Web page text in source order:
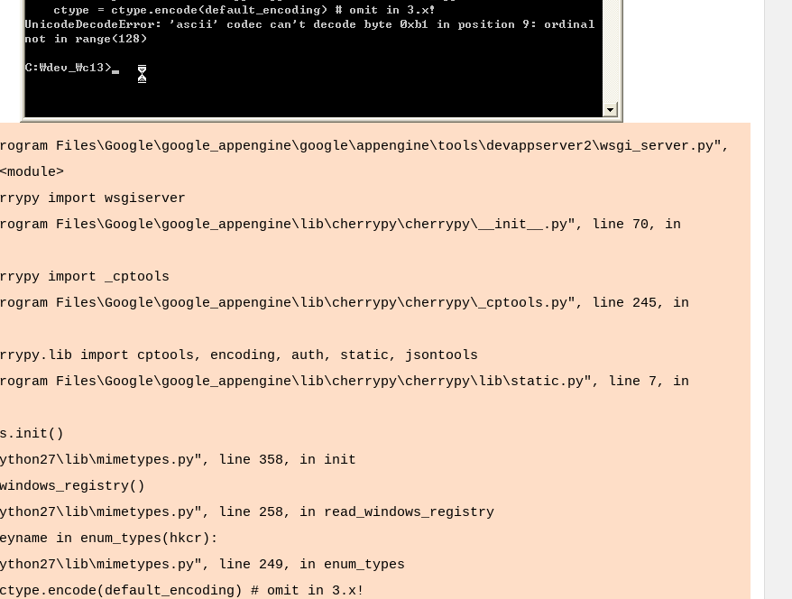
Files\Google\google_appengine\google\appengine\tools\devappserver2\wsgi_server.py",
import wsgiserver
Files\Google\google_appengine\lib\cherrypy\cherrypy\__init__.py", line 70, in
import _cptools
Files\Google\google_appengine\lib\cherrypy\cherrypy\_cptools.py", line 245, in
import cptools, encoding, auth, static, jsontools
Files\Google\google_appengine\lib\cherrypy\cherrypy\lib\static.py", line 7, in
line 358, in init
line 258, in read_windows_registry
in enum_types(hkcr):
line 249, in enum_types
# omit in 3.x!